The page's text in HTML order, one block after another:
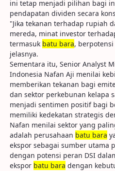
ini tetap menjadi pilihan bagi
pendapatan dividen secara
"Jika tekanan terhadap rupiah
mereda, minat investor
termasuk batu bara,
jelasnya.
Sementara itu, Senior Analyst
Indonesia Nafan Aji menilai
memberikan tekanan bagi
dan sektor perkebunan kelapa
menjadi sentimen positif bagi
memiliki kedekatan strategis
Nafan menilai sektor yang
adalah perusahaan batu bara
ekspor sebagai sumber utama
dengan potensi peran DSI
ekspor batu bara dengan